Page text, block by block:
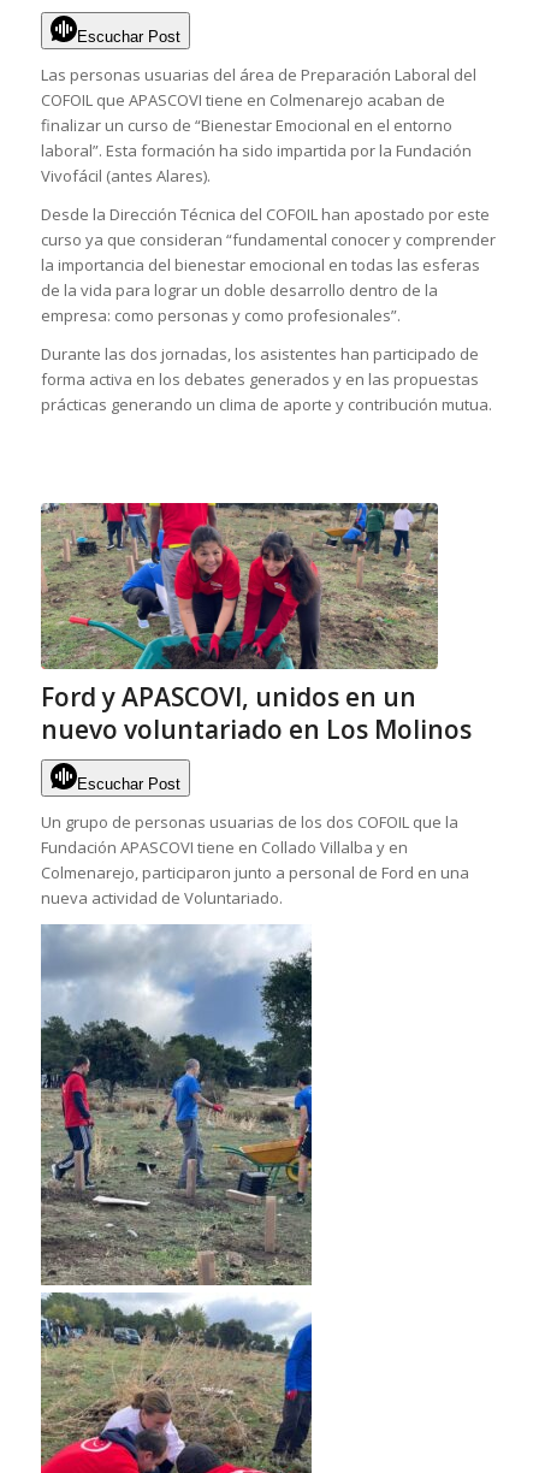
Escuchar Post
Las personas usuarias del área de Preparación Laboral del
COFOIL que APASCOVI tiene en Colmenarejo acaban de
finalizar un curso de “Bienestar Emocional en el entorno
laboral”. Esta formación ha sido impartida por la Fundación
Vivofácil (antes Alares).
Desde la Dirección Técnica del COFOIL han apostado por este
curso ya que consideran “fundamental conocer y comprender
la importancia del bienestar emocional en todas las esferas
de la vida para lograr un doble desarrollo dentro de la
empresa: como personas y como profesionales”.
Durante las dos jornadas, los asistentes han participado de
forma activa en los debates generados y en las propuestas
prácticas generando un clima de aporte y contribución mutua.
Ford y APASCOVI, unidos en un
nuevo voluntariado en Los Molinos
Escuchar Post
Un grupo de personas usuarias de los dos COFOIL que la
Fundación APASCOVI tiene en Collado Villalba y en
Colmenarejo, participaron junto a personal de Ford en una
nueva actividad de Voluntariado.